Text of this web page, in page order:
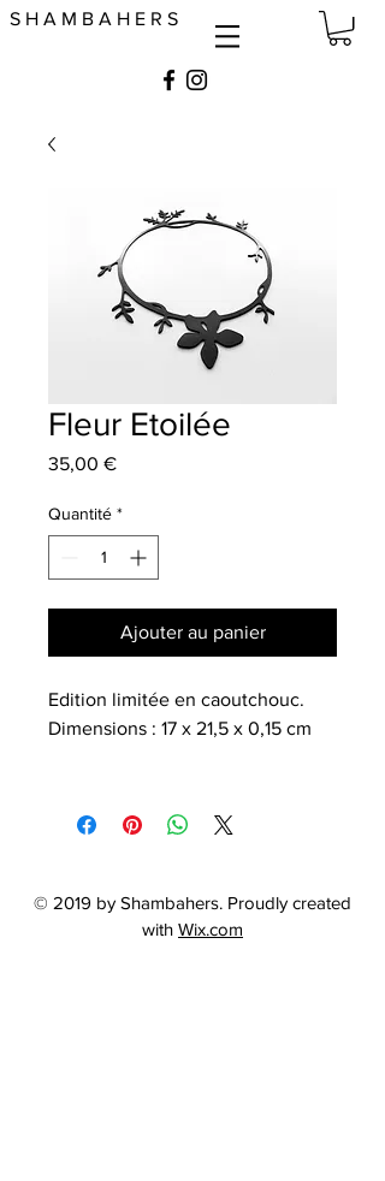
S H A M B A H E R S
Fleur Etoilée
35,00 €Prix
Quantité *
Ajouter au panier
Edition limitée en caoutchouc.
Dimensions : 17 x 21,5 x 0,15 cm
© 2019 by Shambahers. Proudly created
with Wix.com